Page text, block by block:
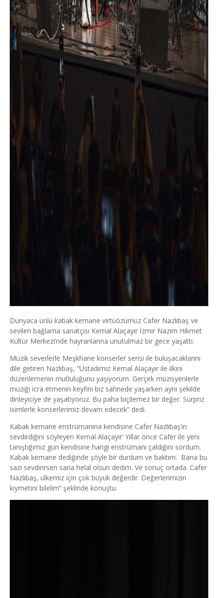
Dünyaca ünlü kabak kemane virtüözümüz Cafer Nazlıbaş ve
sevilen bağlama sanatçısı Kemal Alaçayır İzmir Nazım Hikmet
Kültür Merkezi’nde hayranlarına unutulmaz bir gece yaşattı.
Müzik severlerle Meşkhane konserler serisi ile buluşacaklarını
dile getiren Nazlıbaş, “Üstadımız Kemal Alaçayır ile ilkini
düzenlemenin mutluluğunu yaşıyorum. Gerçek müzisyenlerle
müziği icra etmenin keyfini biz sahnede yaşarken aynı şekilde
dinleyiciye de yaşatıyoruz. Bu paha biçilemez bir değer. Sürpriz
isimlerle konserlerimiz devam edecek” dedi.
Kabak kemane enstrümanına kendisine Cafer Nazlıbaş’ın
sevdirdiğini söyleyen Kemal Alaçayır’ Yıllar önce Cafer ile yeni
tanıştığımız gün kendisine hangi enstrümanı çaldığını sordum.
Kabak kemane dediğinde şöyle bir durdum ve baktım. Bana bu
sazı sevdirirsen sana helal olsun dedim. Ve sonuç ortada. Cafer
Nazlıbaş, ülkemiz için çok büyük değerdir. Değerlerimizin
kıymetini bilelim’’ şeklinde konuştu.